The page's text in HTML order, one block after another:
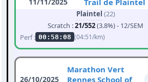
Trail de Plaintel
Plaintel (22)
Scratch :21/552(3.8%) - 12/SEM
Perf : 00:58:08 (04:51/km)
26/10/2025
Marathon Vert
Rennes School of